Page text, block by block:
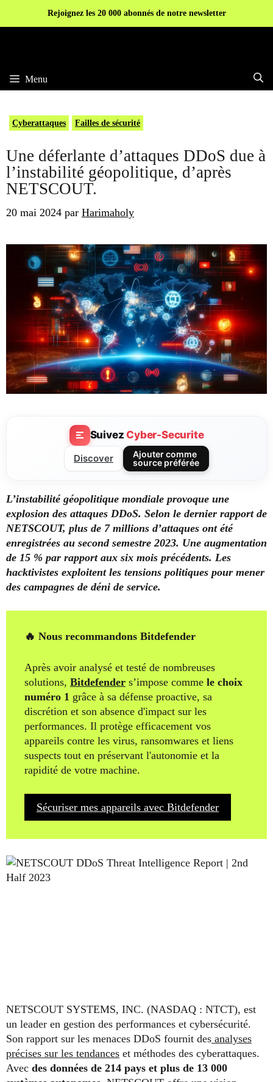
Rejoignez les 20 000 abonnés de notre newsletter
Menu
Cyberattaques Failles de sécurité
Une déferlante d’attaques DDoS due à
l’instabilité géopolitique, d’après
NETSCOUT.
20 mai 2024 par Harimaholy
SuivezCyber-Securite
Discover
Ajouter comme
source préférée
L’instabilité géopolitique mondiale provoque une
explosion des attaques DDoS. Selon le dernier rapport de
NETSCOUT, plus de 7 millions d’attaques ont été
enregistrées au second semestre 2023. Une augmentation
de 15 % par rapport aux six mois précédents. Les
hacktivistes exploitent les tensions politiques pour mener
des campagnes de déni de service.
🔥 Nous recommandons Bitdefender
Après avoir analysé et testé de nombreuses
solutions, Bitdefender s’impose comme le choix
numéro 1 grâce à sa défense proactive, sa
discrétion et son absence d'impact sur les
performances. Il protège efficacement vos
appareils contre les virus, ransomwares et liens
suspects tout en préservant l'autonomie et la
rapidité de votre machine.
Sécuriser mes appareils avec Bitdefender
NETSCOUT SYSTEMS, INC. (NASDAQ : NTCT), est
un leader en gestion des performances et cybersécurité.
Son rapport sur les menaces DDoS fournit des analyses
précises sur les tendances et méthodes des cyberattaques.
Avec des données de 214 pays et plus de 13 000